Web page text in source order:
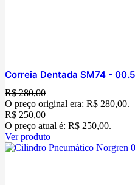
Correia Dentada SM74 -
R$280,00
O preço original era: R$ 280,00.
R$ 250,00
O preço atual é: R$ 250,00.
Ver produto